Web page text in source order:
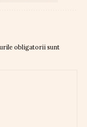
obligatorii sunt